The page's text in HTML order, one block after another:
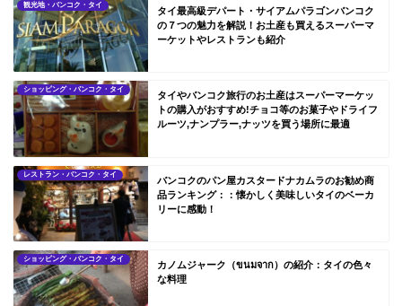
観光地・バンコク・タイ
タイ最高級デパート・サイアムパラゴンバンコク
の７つの魅力を解説！お土産も買えるスーパーマ
ーケットやレストランも紹介
ショッピング・バンコク・タイ
タイやバンコク旅行のお土産はスーパーマーケッ
トの購入がおすすめ!チョコ等のお菓子やドライフ
ルーツ,ナンプラー,ナッツを買う場所に最適
レストラン・バンコク・タイ
バンコクのパン屋カスタードナカムラのお勧め商
品ランキング：：懐かしく美味しいタイのベーカ
リーに感動！
ショッピング・バンコク・タイ
カノムジャーク（ขนมจาก）の紹介：タイの色々
な料理